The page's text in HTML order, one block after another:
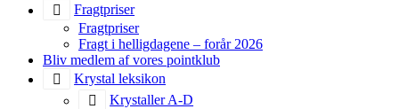
Fragtpriser
Fragtpriser
Fragt i helligdagene – forår 2026
Bliv medlem af vores pointklub
Krystal leksikon
Krystaller A-D